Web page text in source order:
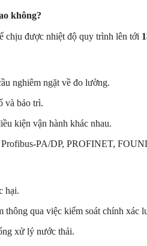
không?
chịu được nhiệt độ quy trình lên tới
nghiêm ngặt về đo lường.
và bảo trì.
kiện vận hành khác nhau.
PA/DP, PROFINET,
hại.
thông qua việc kiểm soát chính xác
xử lý nước thải.